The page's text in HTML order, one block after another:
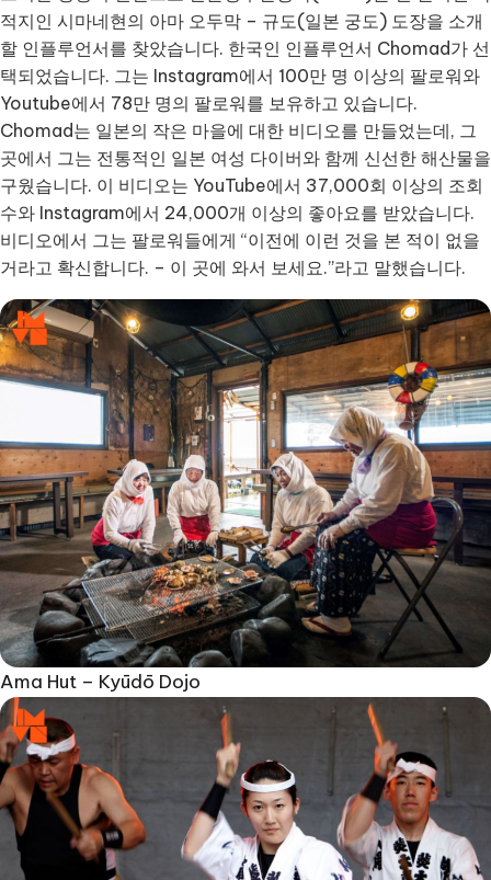
적지인 시마네현의 아마 오두막 – 규도(일본 궁도) 도장을 소개
할 인플루언서를 찾았습니다. 한국인 인플루언서 Chomad가 선
택되었습니다. 그는 Instagram에서 100만 명 이상의 팔로워와
Youtube에서 78만 명의 팔로워를 보유하고 있습니다.
Chomad는 일본의 작은 마을에 대한 비디오를 만들었는데, 그
곳에서 그는 전통적인 일본 여성 다이버와 함께 신선한 해산물을
구웠습니다. 이 비디오는 YouTube에서 37,000회 이상의 조회
수와 Instagram에서 24,000개 이상의 좋아요를 받았습니다.
비디오에서 그는 팔로워들에게 “이전에 이런 것을 본 적이 없을
거라고 확신합니다. – 이 곳에 와서 보세요.”라고 말했습니다.
Ama Hut – Kyūdō Dojo